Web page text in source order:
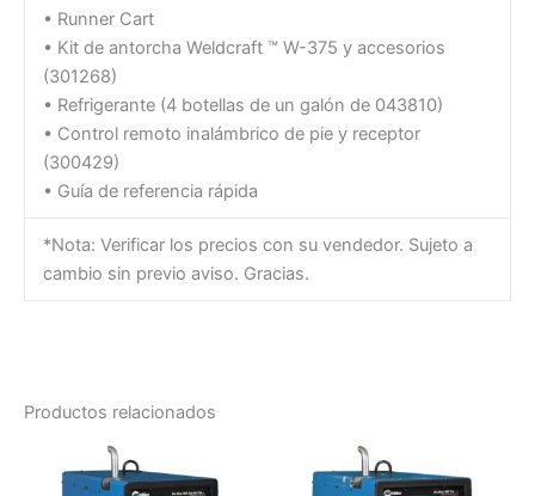
• Runner Cart
• Kit de antorcha Weldcraft ™ W-375 y accesorios
(301268)
• Refrigerante (4 botellas de un galón de 043810)
• Control remoto inalámbrico de pie y receptor
(300429)
• Guía de referencia rápida
*Nota: Verificar los precios con su vendedor. Sujeto a
cambio sin previo aviso. Gracias.
Productos relacionados